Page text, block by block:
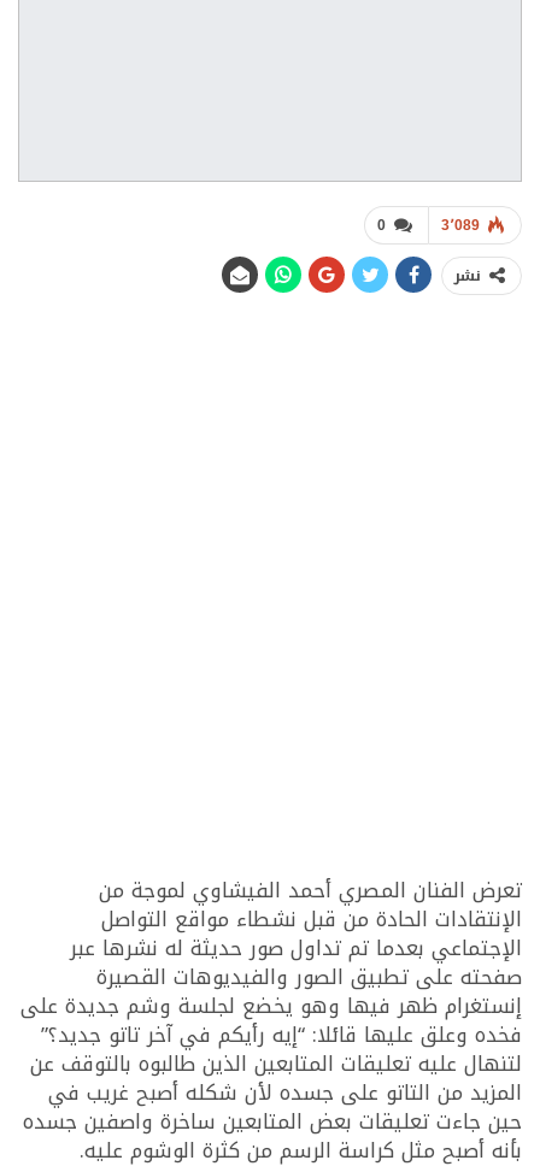
0 3٬089
نشر
تعرض الفنان المصري أحمد الفيشاوي لموجة من
الإنتقادات الحادة من قبل نشطاء مواقع التواصل
الإجتماعي بعدما تم تداول صور حديثة له نشرها عبر
صفحته على تطبيق الصور والفيديوهات القصيرة
إنستغرام ظهر فيها وهو يخضع لجلسة وشم جديدة على
فخده وعلق عليها قائلا: “إيه رأيكم في آخر تاتو جديد؟”
لتنهال عليه تعليقات المتابعين الذين طالبوه بالتوقف عن
المزيد من التاتو على جسده لأن شكله أصبح غريب في
حين جاءت تعليقات بعض المتابعين ساخرة واصفين جسده
بأنه أصبح مثل كراسة الرسم من كثرة الوشوم عليه.